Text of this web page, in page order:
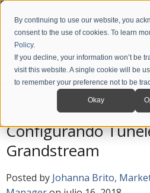
By continuing to use our website, you
consent to the use of cookies. To learn
Policy.
If you decline, your information won’t be
visit this website. A single cookie will be
to remember your preference not to be
Okay
News Blog en
Configurando
Grandstream
Posted by Johanna Brito,